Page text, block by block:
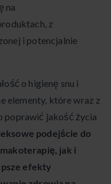
na
z
i potencjalnie
o higienę snu i
elementy, które wraz z
poprawić jakość życia
podejście do
jak i
efekty